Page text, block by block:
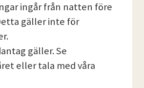
ingår från natten före
gäller inte för
gäller. Se
eller tala med våra